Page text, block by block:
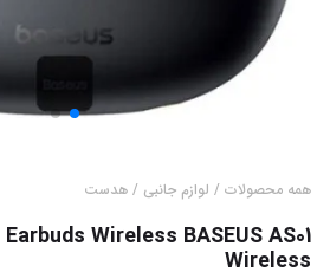
همه محصولات / لوازم جانبی / هدست
Earbuds Wireless BASEUS AS01
Wireless